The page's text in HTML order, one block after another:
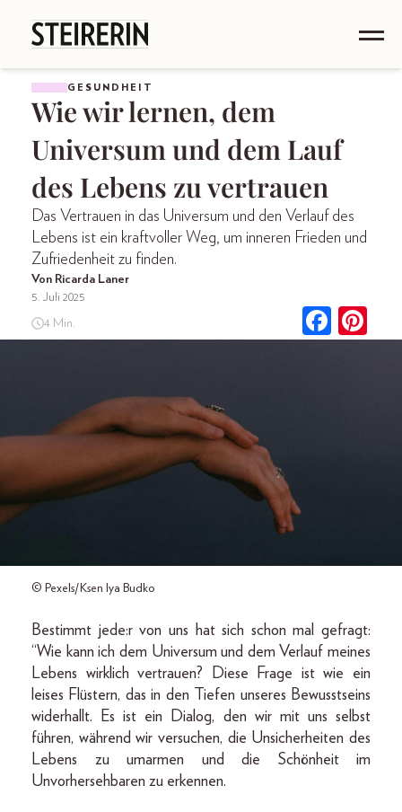
GESUNDHEIT
Wie wir lernen, dem
Universum und dem Lauf
des Lebens zu vertrauen
Das Vertrauen in das Universum und den Verlauf des
Lebens ist ein kraftvoller Weg, um inneren Frieden und
Zufriedenheit zu finden.
Von Ricarda Laner
5. Juli 2025
4 Min.
© Pexels/Ksen Iya Budko
Bestimmt jede:r von uns hat sich schon mal gefragt:
“Wie kann ich dem Universum und dem Verlauf meines
Lebens wirklich vertrauen? Diese Frage ist wie ein
leises Flüstern, das in den Tiefen unseres Bewusstseins
widerhallt. Es ist ein Dialog, den wir mit uns selbst
führen, während wir versuchen, die Unsicherheiten des
Lebens zu umarmen und die Schönheit im
Unvorhersehbaren zu erkennen.